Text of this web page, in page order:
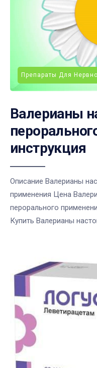
Препараты Для
Валерианы
инструкция
Описание Валерианы
применения Цена
перорального
Купить Валерианы